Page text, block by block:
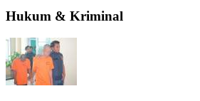
Hukum & Kriminal